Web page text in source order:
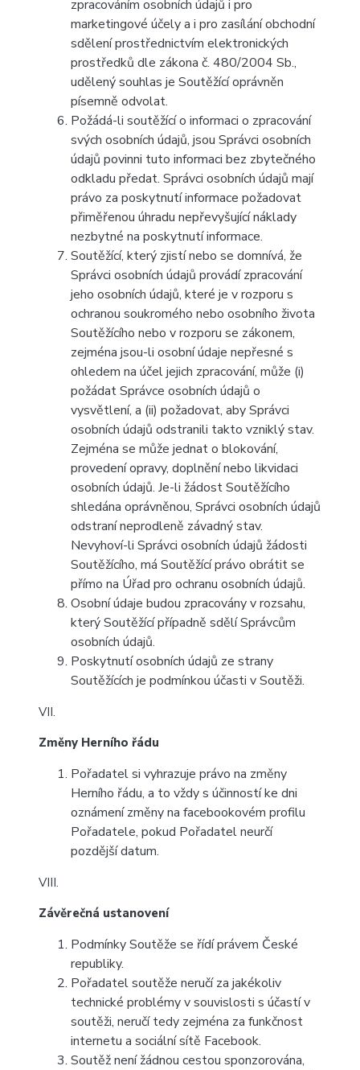
zpracováním osobních údajů i pro
marketingové účely a i pro zasílání obchodní
sdělení prostřednictvím elektronických
prostředků dle zákona č. 480/2004 Sb.,
udělený souhlas je Soutěžící oprávněn
písemně odvolat.
Požádá-li soutěžící o informaci o zpracování
svých osobních údajů, jsou Správci osobních
údajů povinni tuto informaci bez zbytečného
odkladu předat. Správci osobních údajů mají
právo za poskytnutí informace požadovat
přiměřenou úhradu nepřevyšující náklady
nezbytné na poskytnutí informace.
Soutěžící, který zjistí nebo se domnívá, že
Správci osobních údajů provádí zpracování
jeho osobních údajů, které je v rozporu s
ochranou soukromého nebo osobního života
Soutěžícího nebo v rozporu se zákonem,
zejména jsou-li osobní údaje nepřesné s
ohledem na účel jejich zpracování, může (i)
požádat Správce osobních údajů o
vysvětlení, a (ii) požadovat, aby Správci
osobních údajů odstranili takto vzniklý stav.
Zejména se může jednat o blokování,
provedení opravy, doplnění nebo likvidaci
osobních údajů. Je-li žádost Soutěžícího
shledána oprávněnou, Správci osobních údajů
odstraní neprodleně závadný stav.
Nevyhoví-li Správci osobních údajů žádosti
Soutěžícího, má Soutěžící právo obrátit se
přímo na Úřad pro ochranu osobních údajů.
Osobní údaje budou zpracovány v rozsahu,
který Soutěžící případně sdělí Správcům
osobních údajů.
Poskytnutí osobních údajů ze strany
Soutěžících je podmínkou účasti v Soutěži.
VII.
Změny Herního řádu
Pořadatel si vyhrazuje právo na změny
Herního řádu, a to vždy s účinností ke dni
oznámení změny na facebookovém profilu
Pořadatele, pokud Pořadatel neurčí
pozdější datum.
VIII.
Závěrečná ustanovení
Podmínky Soutěže se řídí právem České
republiky.
Pořadatel soutěže neručí za jakékoliv
technické problémy v souvislosti s účastí v
soutěži, neručí tedy zejména za funkčnost
internetu a sociální sítě Facebook.
Soutěž není žádnou cestou sponzorována,